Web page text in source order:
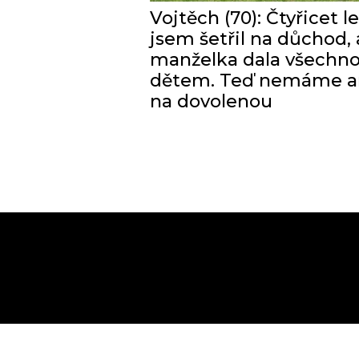
Vojtěch (70): Čtyřicet
jsem šetřil na důchod,
manželka dala všechno
dětem. Teď nemáme
na dovolenou